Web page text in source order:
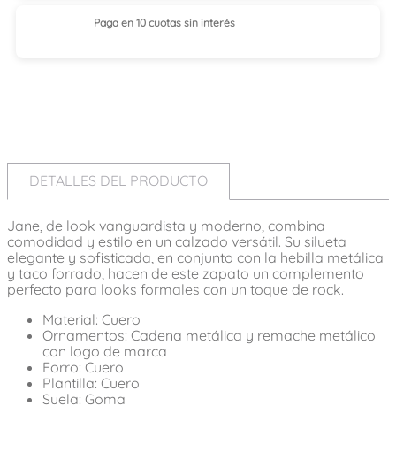
Paga en 10 cuotassin interés
DETALLES DEL PRODUCTO
Jane, de look vanguardista y moderno, combina
comodidad y estilo en un calzado versátil. Su silueta
elegante y sofisticada, en conjunto con la hebilla metálica
y taco forrado, hacen de este zapato un complemento
perfecto para looks formales con un toque de rock.
Material: Cuero
Ornamentos: Cadena metálica y remache metálico
con logo de marca
Forro: Cuero
Plantilla: Cuero
Suela: Goma